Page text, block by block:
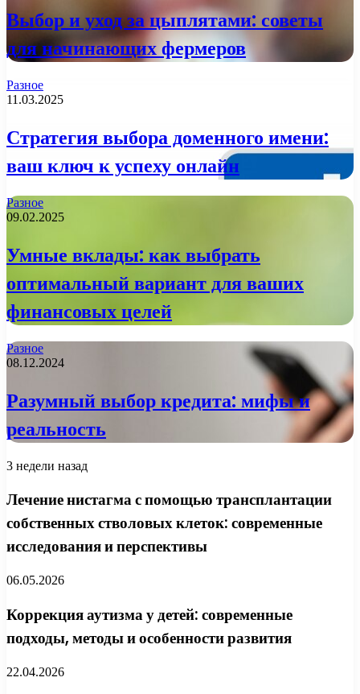
Выбор и уход за цыплятами: советы
для начинающих фермеров
Разное
11.03.2025
Стратегия выбора доменного имени:
ваш ключ к успеху онлайн
Разное
09.02.2025
Умные вклады: как выбрать
оптимальный вариант для ваших
финансовых целей
Разное
08.12.2024
Разумный выбор кредита: мифы и
реальность
3 недели назад
Лечение нистагма с помощью трансплантации
собственных стволовых клеток: современные
исследования и перспективы
06.05.2026
Коррекция аутизма у детей: современные
подходы, методы и особенности развития
22.04.2026